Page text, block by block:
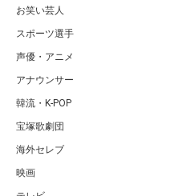
お笑い芸人
スポーツ選手
声優・アニメ
アナウンサー
韓流・K-POP
宝塚歌劇団
海外セレブ
映画